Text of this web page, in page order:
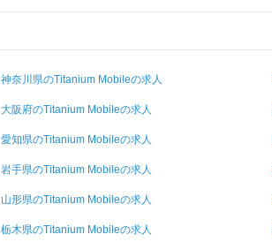
神奈川県のTitanium Mobileの求人
大阪府のTitanium Mobileの求人
愛知県のTitanium Mobileの求人
岩手県のTitanium Mobileの求人
山形県のTitanium Mobileの求人
栃木県のTitanium Mobileの求人